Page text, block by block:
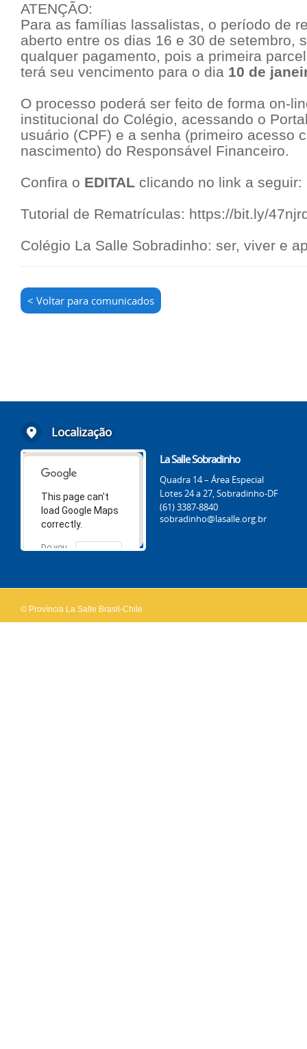
ATENÇÃO:
Para as famílias lassalistas, o período de
aberto entre os dias 16 e 30 de setembro,
qualquer pagamento, pois a primeira
terá seu vencimento para o dia 10 de
O processo poderá ser feito de forma on-
institucional do Colégio, acessando o
usuário (CPF) e a senha (primeiro acesso
nascimento) do Responsável Financeiro.
Confira o EDITAL clicando no link a seguir:
Tutorial de Rematrículas: https://bit.ly/
Colégio La Salle Sobradinho: ser, viver e
< Voltar para comunicados
Localização
This page can't
load Google Maps
correctly.
Do you
OK
La Salle Sobradinho
Quadra 14 – Área Especial
Lotes 24 a 27, Sobradinho-DF
(61) 3387-8840
sobradinho@lasalle.org.br
© Província La Salle Brasil-Chile